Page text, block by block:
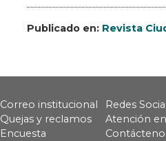
Publicado en: Revista
Correo institucional
Redes
Quejas y reclamos
Atención
Encuesta